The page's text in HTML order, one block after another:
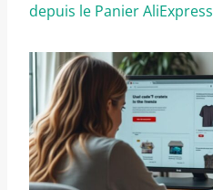
depuis le Panier AliExpress